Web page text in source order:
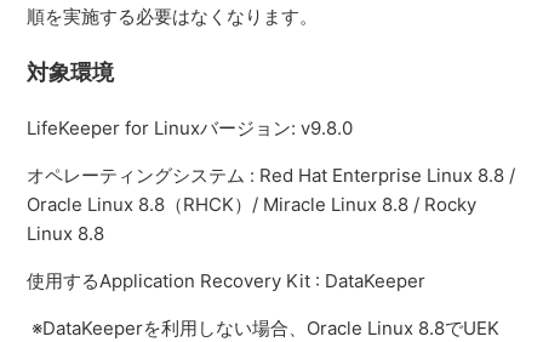
順を実施する必要はなくなります。
対象環境
LifeKeeper for Linuxバージョン: v9.8.0
オペレーティングシステム : Red Hat Enterprise Linux 8.8 /
Oracle Linux 8.8（RHCK）/ Miracle Linux 8.8 / Rocky
Linux 8.8
使用するApplication Recovery Kit : DataKeeper
※DataKeeperを利用しない場合、Oracle Linux 8.8でUEK